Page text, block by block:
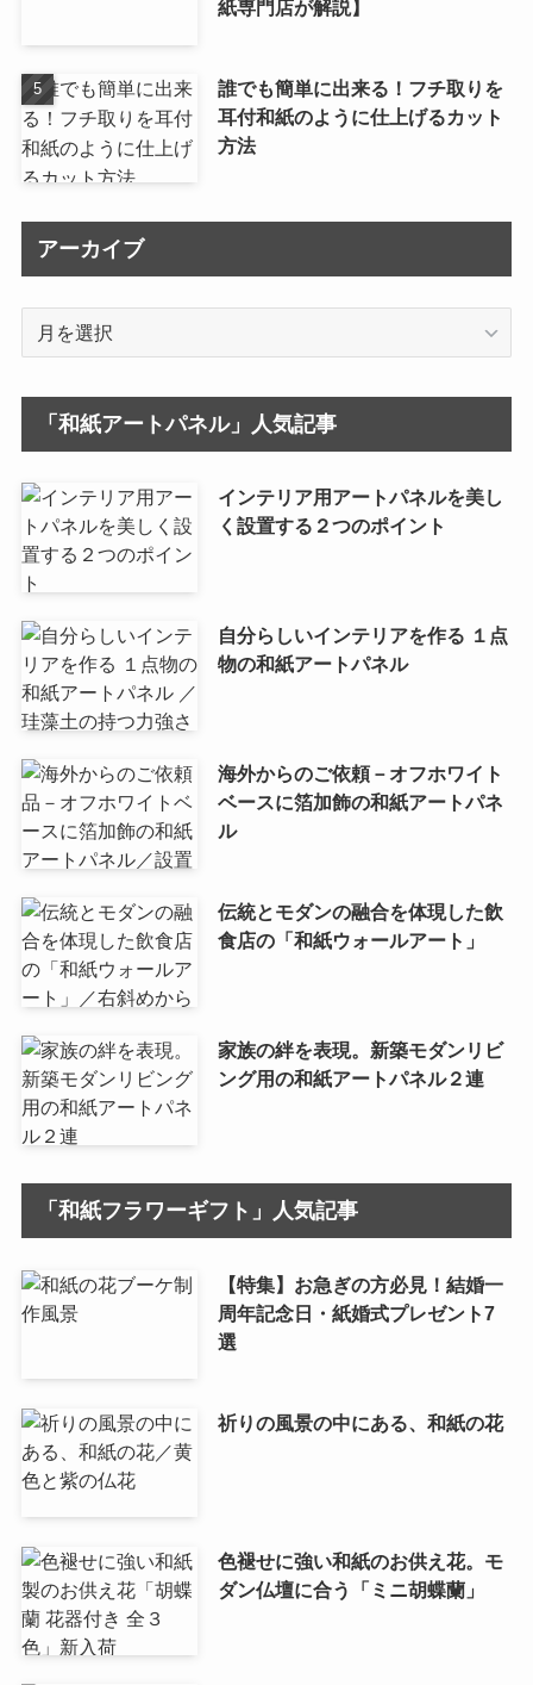
紙専門店が解説】
誰でも簡単に出来る！フチ取りを
耳付和紙のように仕上げるカット
方法
アーカイブ
「和紙アートパネル」人気記事
インテリア用アートパネルを美し
く設置する２つのポイント
自分らしいインテリアを作る １点
物の和紙アートパネル
海外からのご依頼－オフホワイト
ベースに箔加飾の和紙アートパネ
ル
伝統とモダンの融合を体現した飲
食店の「和紙ウォールアート」
家族の絆を表現。新築モダンリビ
ング用の和紙アートパネル２連
「和紙フラワーギフト」人気記事
【特集】お急ぎの方必見！結婚一
周年記念日・紙婚式プレゼント7
選
祈りの風景の中にある、和紙の花
色褪せに強い和紙のお供え花。モ
ダン仏壇に合う「ミニ胡蝶蘭」